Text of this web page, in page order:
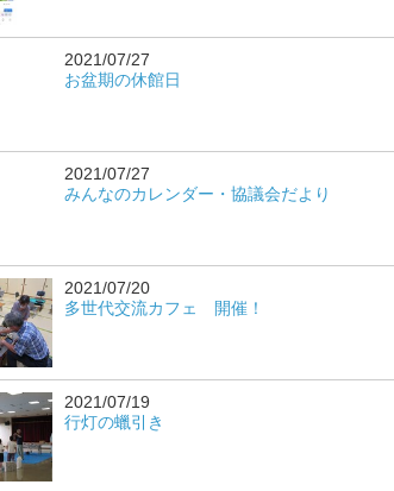
2021/07/27
お盆期の休館日
2021/07/27
みんなのカレンダー・協議会だより
2021/07/20
多世代交流カフェ 開催！
2021/07/19
行灯の蠟引き